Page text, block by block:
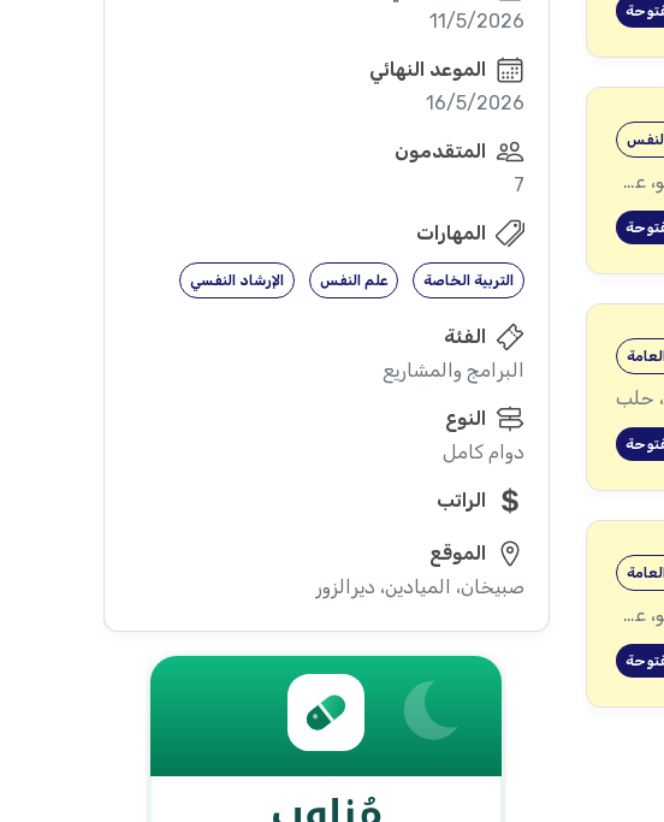
عفرين، حلب, راجو، عفرين، حلب
حلب
عفرين، حلب, راجو، عفرين، حلب
11/5/2026
الموعد النهائي
16/5/2026
المتقدمون
7
المهارات
التربية الخاصة علم النفس الإرشاد النفسي
الفئة
البرامج والمشاريع
النوع
دوام كامل
الراتب
الموقع
صبيخان، الميادين، ديرالزور